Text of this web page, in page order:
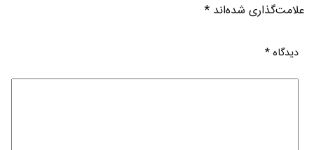
علامت‌گذاری شده‌اند*
دیدگاه*